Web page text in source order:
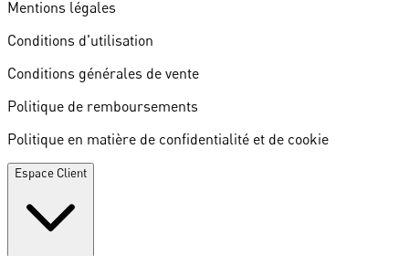
Mentions légales
Conditions d'utilisation
Conditions générales de vente
Politique de remboursements
Politique en matière de confidentialité et de cookie
Espace Client